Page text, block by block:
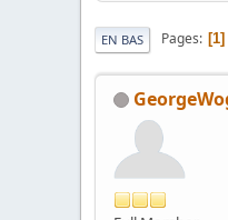
EN BAS Pages 1